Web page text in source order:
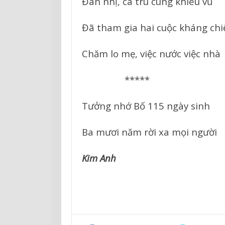
Đã tham gia hai cuộc kháng
Chăm lo mẹ, việc nước việc nhà
*****
Tưởng nhớ Bố 115 ngày sinh
Ba mươi năm rời xa mọi người
Kim Anh